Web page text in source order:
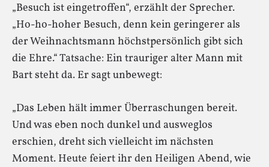
„Besuch ist eingetroffen“, erzählt der Sprecher.
„Ho-ho-hoher Besuch, denn kein geringerer als
der Weihnachtsmann höchstpersönlich gibt sich
die Ehre.“ Tatsache: Ein trauriger alter Mann mit
Bart steht da. Er sagt unbewegt:
„Das Leben hält immer Überraschungen bereit.
Und was eben noch dunkel und ausweglos
erschien, dreht sich vielleicht im nächsten
Moment. Heute feiert ihr den Heiligen Abend, wie